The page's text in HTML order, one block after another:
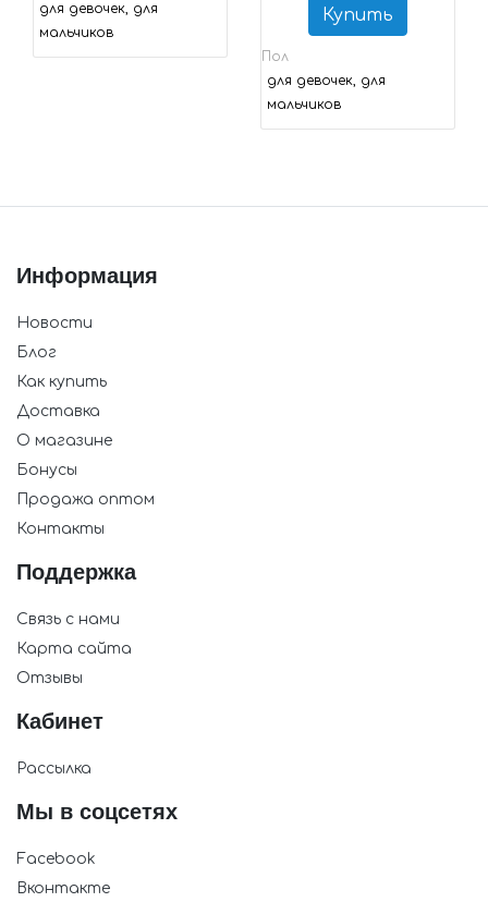
для девочек, для
мальчиков
Купить
Пол
для девочек, для
мальчиков
Информация
Новости
Блог
Как купить
Доставка
О магазине
Бонусы
Продажа оптом
Контакты
Поддержка
Связь с нами
Карта сайта
Отзывы
Кабинет
Рассылка
Мы в соцсетях
Facebook
Вконтакте